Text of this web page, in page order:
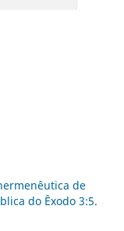
hermenêutica de
do Êxodo 3:5.